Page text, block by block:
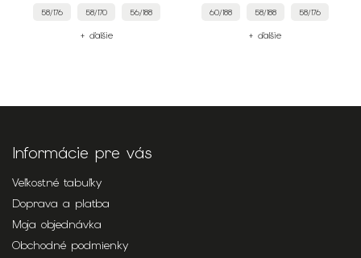
58/176 58/170 56/188
+ ďalšie
60/188 58/188 58/176
+ ďalšie
Informácie pre vás
Veľkostné tabuľky
Doprava a platba
Moja objednávka
Obchodné podmienky